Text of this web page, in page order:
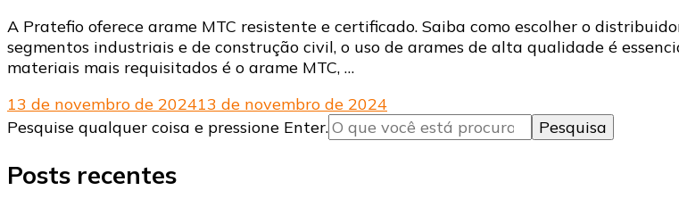
A Pratefio oferece arame MTC resistente e certificado. Saiba como escolher o
segmentos industriais e de construção civil, o uso de arames de alta qualidade é
materiais mais requisitados é o arame MTC, …
13 de novembro de 202413 de novembro de 2024
Procurando
Pesquise qualquer coisa e pressione Enter.
Posts recentes